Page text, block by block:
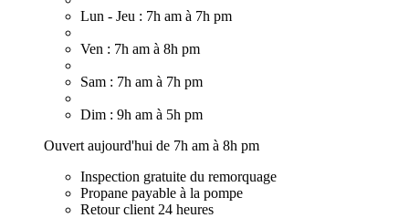
Lun - Jeu : 7h am à 7h pm
Ven : 7h am à 8h pm
Sam : 7h am à 7h pm
Dim : 9h am à 5h pm
Ouvert aujourd'hui de 7h am à 8h pm
Inspection gratuite du remorquage
Propane payable à la pompe
Retour client 24 heures